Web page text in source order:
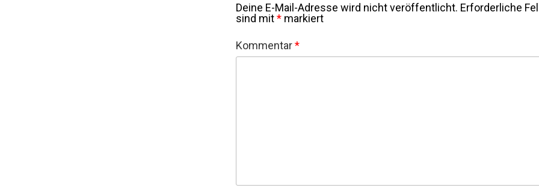
Deine E-Mail-Adresse wird nicht veröffentlicht. Erforderliche
sind mit* markiert
Kommentar*